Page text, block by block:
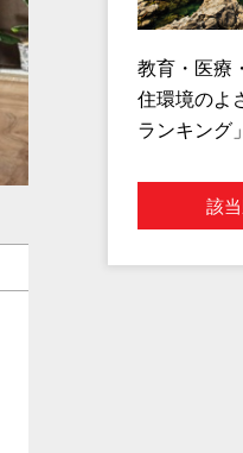
教育・医療
住環境のよ
ランキング
該